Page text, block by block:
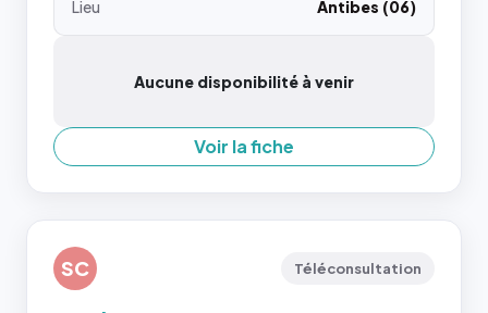
Lieu
Antibes (06)
Aucune disponibilité à venir
Voir la fiche
SC Téléconsultation